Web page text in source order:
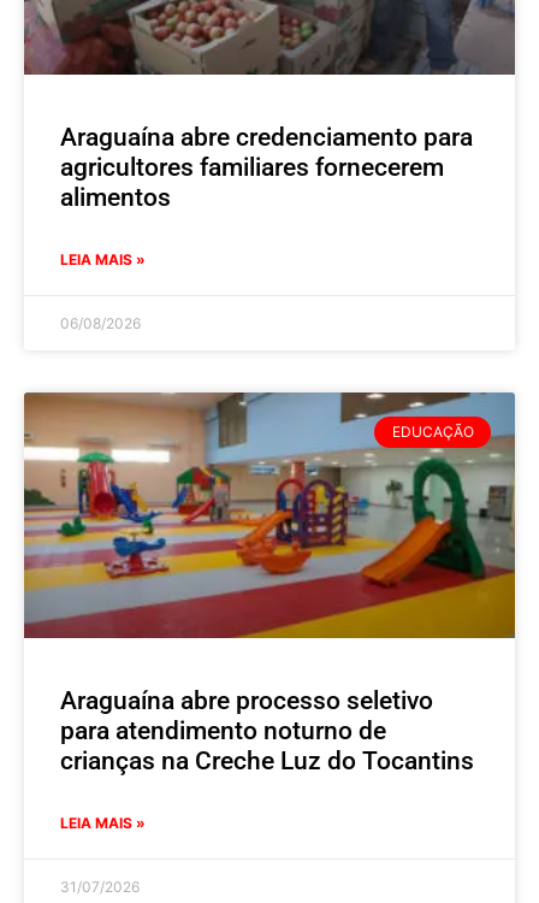
Araguaína abre credenciamento para
agricultores familiares fornecerem
alimentos
LEIA MAIS »
06/08/2026
EDUCAÇÃO
Araguaína abre processo seletivo
para atendimento noturno de
crianças na Creche Luz do Tocantins
LEIA MAIS »
31/07/2026